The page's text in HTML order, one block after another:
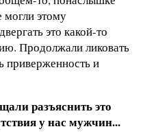
могли этому
это какой-то
Продолжали ликовать
приверженность и
разъяснить это
у нас мужчин...